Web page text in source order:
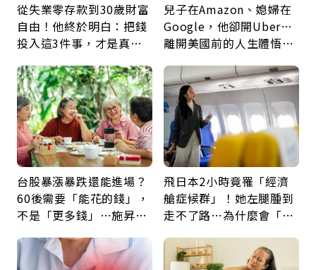
從失業零存款到30歲財富
自由！他終於明白：把錢
投入這3件事，才是真正
兒子在Amazon、媳婦在
Google，他卻開Uber…
離開美國前的人生體悟：
台股暴漲暴跌還能進場？
60後需要「能花的錢」，
不是「更多錢」…施昇
票
飛日本2小時竟罹「經濟
艙症候群」！她左腿腫到
走不了路…為什麼會「靜
注意